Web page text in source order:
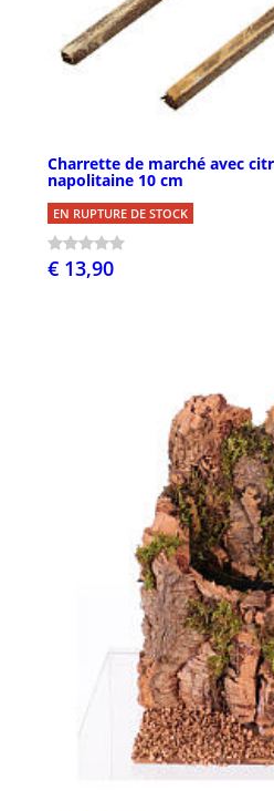
Charrette de marché avec
napolitaine 10 cm
EN RUPTURE DE STOCK
€ 13,90